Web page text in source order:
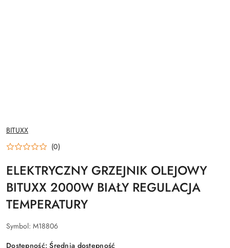
NAZWA
PRODUCENTA:
BITUXX
(0)
ELEKTRYCZNY GRZEJNIK OLEJOWY
BITUXX 2000W BIAŁY REGULACJA
TEMPERATURY
Symbol: M18806
Dostępność:Średnia dostępność